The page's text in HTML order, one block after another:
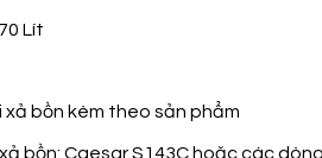
Lít
xả bồn kèm theo sản phẩm
bồn: Caesar S143C hoặc các